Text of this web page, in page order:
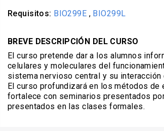
Requisitos: BIO299E , BIO299L
BREVE DESCRIPCIÓN DEL CURSO
El curso pretende dar a los alumnos
celulares y moleculares del
sistema nervioso central y su
El curso profundizará en los métodos
fortalece con seminarios presentados
presentados en las clases formales.